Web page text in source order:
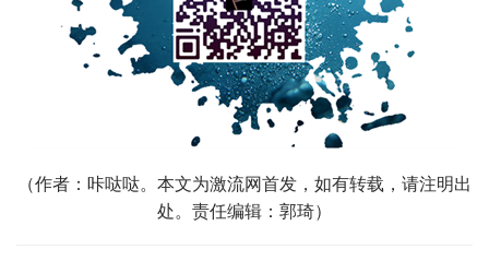
（作者：咔哒哒。本文为激流网首发，如有转载，请注明出
处。责任编辑：郭琦）